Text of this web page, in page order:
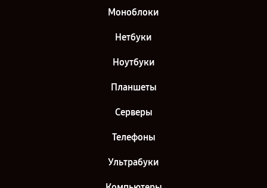
Моноблоки
Нетбуки
Ноутбуки
Планшеты
Серверы
Телефоны
Ультрабуки